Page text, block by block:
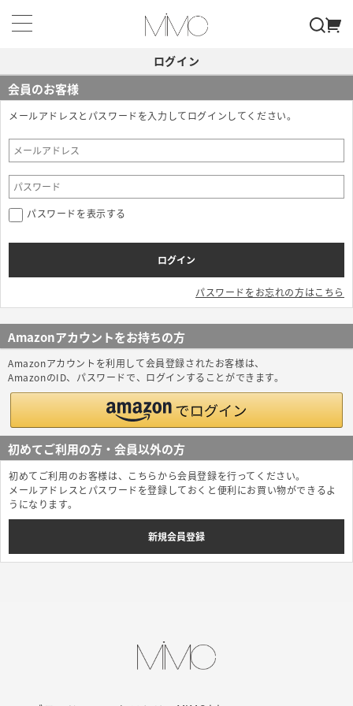
ログイン
会員のお客様
メールアドレスとパスワードを入力してログインしてください。
パスワードを表示する
パスワードをお忘れの方はこちら
Amazonアカウントをお持ちの方
Amazonアカウントを利用して会員登録されたお客様は、
AmazonのID、パスワードで、ログインすることができます。
初めてご利用の方・会員以外の方
初めてご利用のお客様は、こちらから会員登録を行ってください。
メールアドレスとパスワードを登録しておくと便利にお買い物ができるよ
うになります。